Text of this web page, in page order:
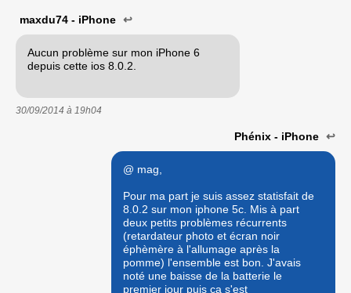
maxdu74 - iPhone ↩
Aucun problème sur mon iPhone 6
depuis cette ios 8.0.2.
30/09/2014 à 19h04
Phénix - iPhone ↩
@ mag,
Pour ma part je suis assez statisfait de
8.0.2 sur mon iphone 5c. Mis à part
deux petits problèmes récurrents
(retardateur photo et écran noir
éphèmère à l'allumage après la
pomme) l'ensemble est bon. J'avais
noté une baisse de la batterie le
premier jour puis ça s'est